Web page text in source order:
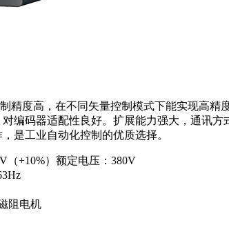
精度高，在不同矢量控制模式下能实现高
编码器适配性良好。扩展能力强大，通讯
是工业自动化控制的优质选择。
（+10%）额定电压：380V
阻电机